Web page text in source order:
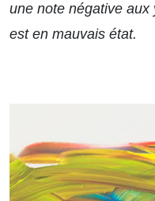
une note négative
est en mauvais état.